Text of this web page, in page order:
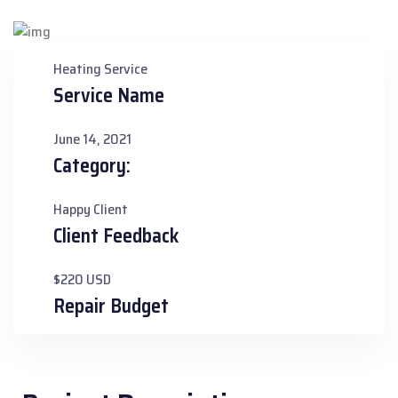
Heating Service
Service Name
June 14, 2021
Category:
Happy Client
Client Feedback
$220 USD
Repair Budget